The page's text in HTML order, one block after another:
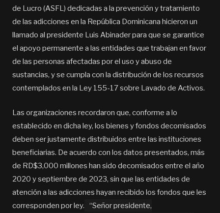
de Lucro (ASFL) dedicadas a la prevención y tratamiento
de las adicciones en la República Dominicana hicieron un
llamado al presidente Luis Abinader para que se garantice
el apoyo permanente a las entidades que trabajan en favor
de las personas afectadas por el uso y abuso de
sustancias, y se cumpla con la distribución de los recursos
contemplados en la Ley 155-17 sobre Lavado de Activos.
Las organizaciones recordaron que, conforme a lo
establecido en dicha ley, los bienes y fondos decomisados
deben ser justamente distribuidos entre las instituciones
beneficiarias. De acuerdo con los datos presentados, más
de RD$3,000 millones han sido decomisados entre el año
2020 y septiembre de 2023, sin que las entidades de
atención a las adicciones hayan recibido los fondos que les
corresponden por ley.
“Señor presidente,